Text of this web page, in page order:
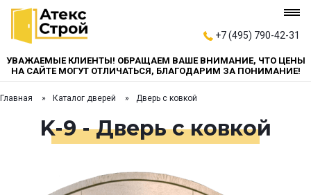
+7 (495) 790-42-31
УВАЖАЕМЫЕ КЛИЕНТЫ! ОБРАЩАЕМ ВАШЕ ВНИМАНИЕ, ЧТО ЦЕНЫ
НА САЙТЕ МОГУТ ОТЛИЧАТЬСЯ, БЛАГОДАРИМ ЗА ПОНИМАНИЕ!
Главная Каталог дверей Дверь с ковкой
K-9 - Дверь с ковкой